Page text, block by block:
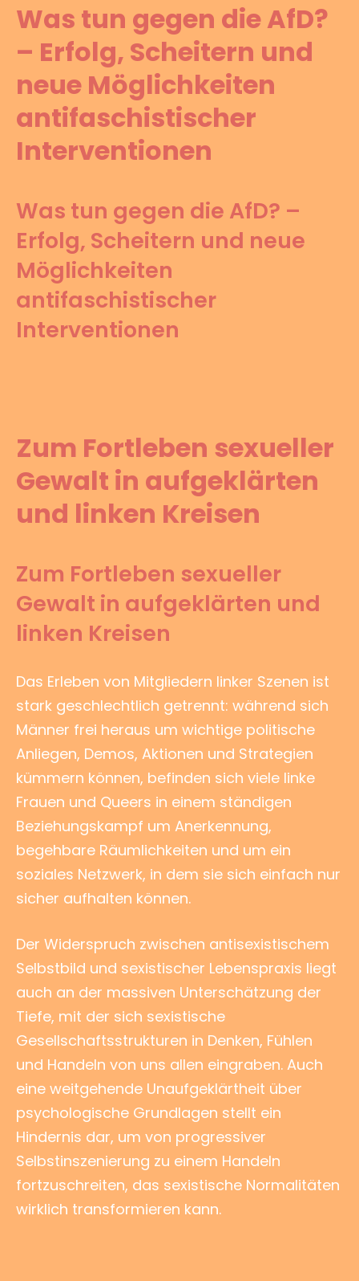
Was tun gegen die AfD?
– Erfolg, Scheitern und
neue Möglichkeiten
antifaschistischer
Interventionen
Was tun gegen die AfD? –
Erfolg, Scheitern und neue
Möglichkeiten
antifaschistischer
Interventionen
Zum Fortleben sexueller
Gewalt in aufgeklärten
und linken Kreisen
Zum Fortleben sexueller
Gewalt in aufgeklärten und
linken Kreisen
Das Erleben von Mitgliedern linker Szenen ist
stark geschlechtlich getrennt: während sich
Männer frei heraus um wichtige politische
Anliegen, Demos, Aktionen und Strategien
kümmern können, befinden sich viele linke
Frauen und Queers in einem ständigen
Beziehungskampf um Anerkennung,
begehbare Räumlichkeiten und um ein
soziales Netzwerk, in dem sie sich einfach nur
sicher aufhalten können.
Der Widerspruch zwischen antisexistischem
Selbstbild und sexistischer Lebenspraxis liegt
auch an der massiven Unterschätzung der
Tiefe, mit der sich sexistische
Gesellschaftsstrukturen in Denken, Fühlen
und Handeln von uns allen eingraben. Auch
eine weitgehende Unaufgeklärtheit über
psychologische Grundlagen stellt ein
Hindernis dar, um von progressiver
Selbstinszenierung zu einem Handeln
fortzuschreiten, das sexistische Normalitäten
wirklich transformieren kann.